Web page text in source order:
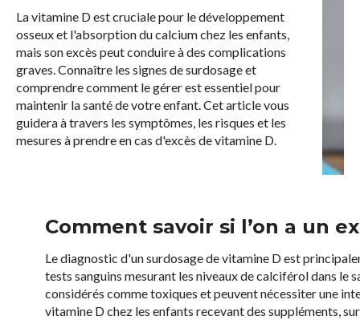
La vitamine D est cruciale pour le développement
osseux et l'absorption du calcium chez les enfants,
mais son excès peut conduire à des complications
graves. Connaître les signes de surdosage et
comprendre comment le gérer est essentiel pour
maintenir la santé de votre enfant. Cet article vous
guidera à travers les symptômes, les risques et les
mesures à prendre en cas d'excès de vitamine D.
Comment savoir si l’on a un
Le diagnostic d'un surdosage de vitamine D est
tests sanguins mesurant les niveaux de calciférol dans le
considérés comme toxiques et peuvent nécessiter une
vitamine D chez les enfants recevant des suppléments,